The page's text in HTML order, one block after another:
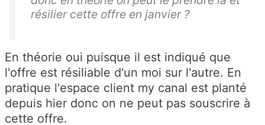
résilier cette offre en janvier ?
En théorie oui puisque il est indiqué que
l'offre est résiliable d'un moi sur l'autre. En
pratique l'espace client my canal est planté
depuis hier donc on ne peut pas souscrire à
cette offre.